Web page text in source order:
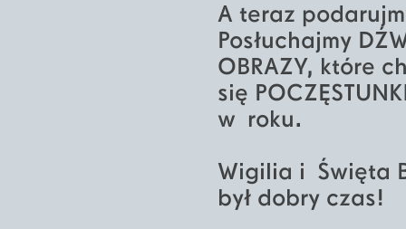
A teraz
Posłuchajmy
OBRAZY, które
się
w roku.
Wigilia i Święta
był dobry czas!